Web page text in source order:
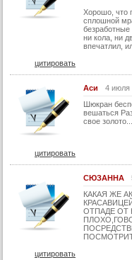
Хорошо, что
сплошной
ни кола, ни
впечатлил,
цитировать
Аси
4 июля
Шюкран
вешаться
свое
цитировать
СЮЗАННА
КАКАЯ ЖЕ
ОТПАДЕ ОТ
цитировать